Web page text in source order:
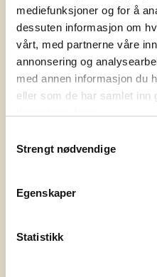
mediefunksjoner og for å
dessuten informasjon om
vårt, med partnerne våre
annonsering og
med annen informasjon du
eller som de har samlet inn
Strengt nødvendige
Egenskaper
Statistikk
For å systematisere
utviklet vi i 2024 en
arbeidet rundt fire
temaene har vi tydelige
mulig, konkrete mål og
fasei alle nye
Våre prioriterte temaer
søkte å forstå hvordan